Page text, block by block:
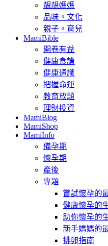
靚靚媽媽
品味。文化
親子。育兒
MamiBible
開卷有益
健康食譜
健康通識
把握命運
教育放題
理財投資
MamiBlog
MamiShop
MamiInfo
備孕期
懷孕期
產後
專題
嘗試懷孕的
健康懷孕的
助你懷孕的
新手媽媽的
排卵指南